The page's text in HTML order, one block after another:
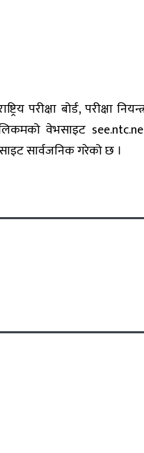
बोर्ड, परीक्षा
वेभसाइट
सार्वजनिक गरेको छ ।